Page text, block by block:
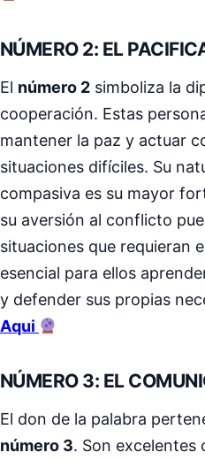
NÚMERO 2: EL
El número 2 simboliza la
cooperación. Estas
mantener la paz y actuar
situaciones difíciles. Su
compasiva es su mayor
su aversión al conflicto
situaciones que requieran
esencial para ellos
y defender sus propias
Aqui
NÚMERO 3: EL
El don de la palabra
número 3. Son excelentes